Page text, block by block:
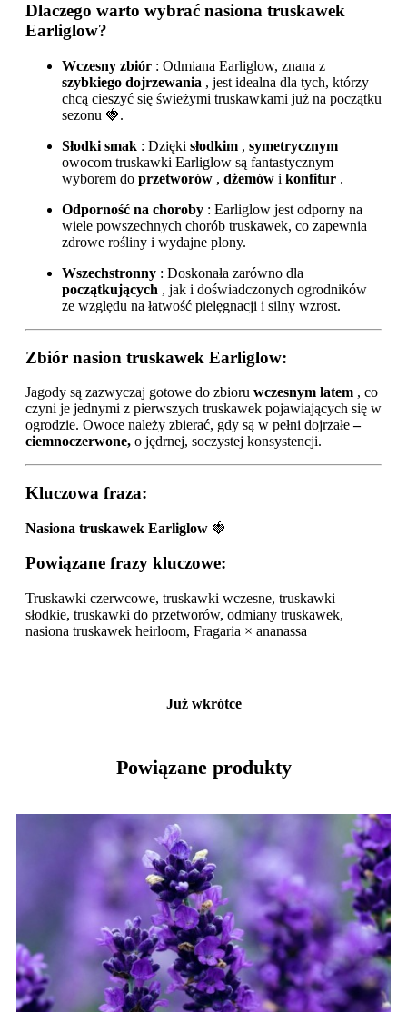
Dlaczego warto wybrać nasiona truskawek
Earliglow?
Wczesny zbiór : Odmiana Earliglow, znana z
szybkiego dojrzewania , jest idealna dla tych, którzy
chcą cieszyć się świeżymi truskawkami już na początku
sezonu 🍓.
Słodki smak : Dzięki słodkim , symetrycznym
owocom truskawki Earliglow są fantastycznym
wyborem do przetworów , dżemów i konfitur .
Odporność na choroby : Earliglow jest odporny na
wiele powszechnych chorób truskawek, co zapewnia
zdrowe rośliny i wydajne plony.
Wszechstronny : Doskonała zarówno dla
początkujących , jak i doświadczonych ogrodników
ze względu na łatwość pielęgnacji i silny wzrost.
Zbiór nasion truskawek Earliglow:
Jagody są zazwyczaj gotowe do zbioru wczesnym latem , co
czyni je jednymi z pierwszych truskawek pojawiających się w
ogrodzie. Owoce należy zbierać, gdy są w pełni dojrzałe–
ciemnoczerwone, o jędrnej, soczystej konsystencji.
Kluczowa fraza:
Nasiona truskawek Earliglow 🍓
Powiązane frazy kluczowe:
Truskawki czerwcowe, truskawki wczesne, truskawki
słodkie, truskawki do przetworów, odmiany truskawek,
nasiona truskawek heirloom, Fragaria × ananassa
Już wkrótce
Powiązane produkty